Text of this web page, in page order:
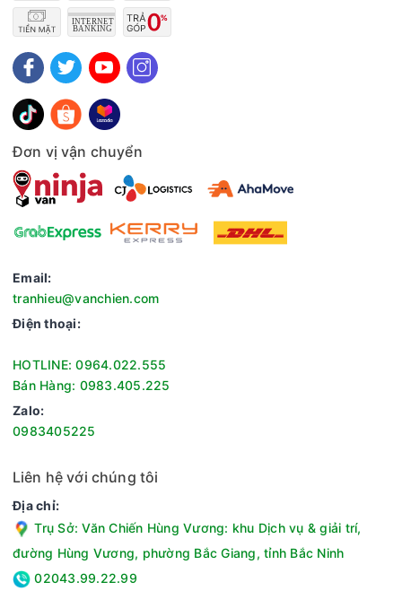
Chuyển hướng gió rộng
Quạt có bộ phận chuyển hướng gió cơ với góc quay 90 độ
giúp nhiều người trong phòng có thể cùng tận hưởng luồng
gió mát.
Lồng quạt chắc chắn, an toàn
chắn, được sơn tĩnh điện giúp tăng độ bền và hạn chế gỉ sét
trong quá trình sử dụng.
yên tâm sử dụng quạt trong thời gian dài mà không lo tiêu
tốn nhiều điện năng.
Quạt sàn lỡ Senko SL1830 là lựa chọn phù hợp cho gia đình
cần một thiết bị làm mát mạnh mẽ, bền bỉ và tiết kiệm điện.
Với thiết kế đẹp mắt cùng khả năng làm mát hiệu quả, sản
phẩm sẽ giúp không gian sống luôn thoáng mát và dễ chịu.
Đơn vị vận chuyển
Email:
tranhieu@vanchien.com
Điện thoại:
HOTLINE: 0964.022.555
Bán Hàng: 0983.405.225
Zalo:
0983405225
Liên hệ với chúng tôi
Địa chỉ:
Trụ Sở: Văn Chiến Hùng Vương: khu Dịch vụ & giải trí,
đường Hùng Vương, phường Bắc Giang, tỉnh Bắc Ninh
02043.99.22.99